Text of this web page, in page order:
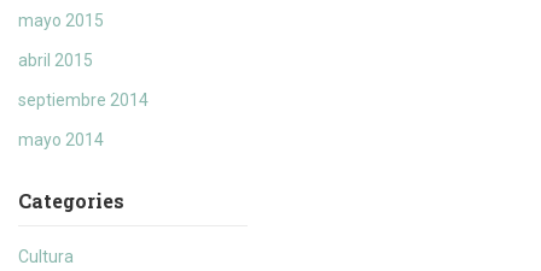
mayo 2015
abril 2015
septiembre 2014
mayo 2014
Categories
Cultura